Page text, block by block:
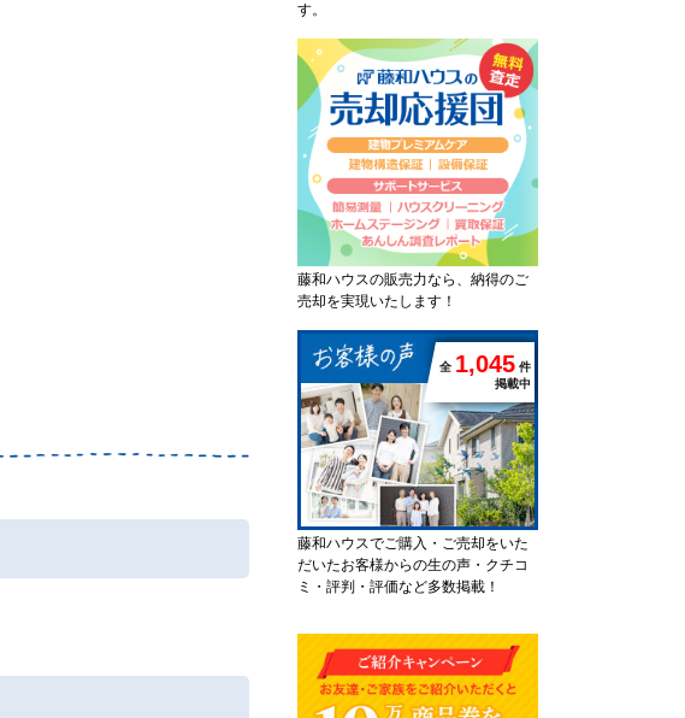
す。
藤和ハウスの販売力なら、納得のご
売却を実現いたします！
全 1,045 件
掲載中
藤和ハウスでご購入・ご売却をいた
だいたお客様からの生の声・クチコ
ミ・評判・評価など多数掲載！